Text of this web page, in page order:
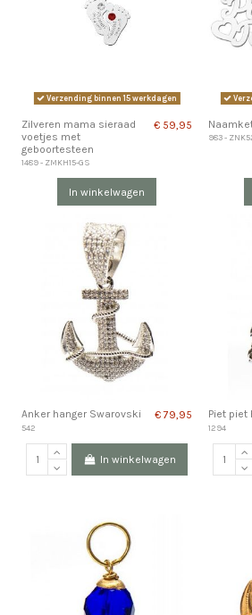
Verzending binnen 15 werkdagen
Zilveren mama sieraad
voetjes met
geboortesteen
1489 - ZMKH15-GS
€ 59,95
In winkelwagen
983 -
Anker hanger Swarovski
542
€ 79,95
In winkelwagen
Piet piet
1294